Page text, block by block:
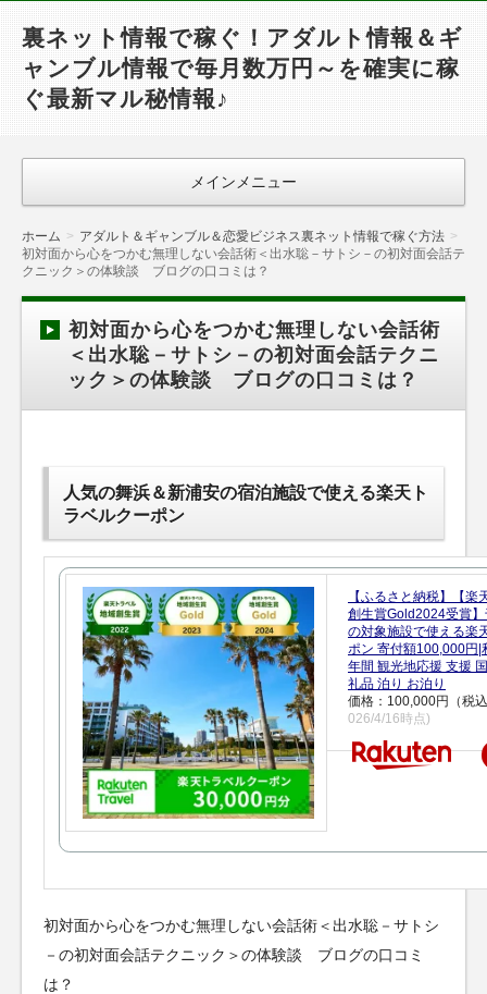
裏ネット情報で稼ぐ！アダルト情報＆ギ
ャンブル情報で毎月数万円～を確実に稼
ぐ最新マル秘情報♪
メインメニュー
ホーム
アダルト＆ギャンブル＆恋愛ビジネス裏ネット情報で稼ぐ方法
初対面から心をつかむ無理しない会話術＜出水聡－サトシ－の初対面会話テ
クニック＞の体験談 ブログの口コミは？
初対面から心をつかむ無理しない会話術
＜出水聡－サトシ－の初対面会話テクニ
ック＞の体験談 ブログの口コミは？
人気の舞浜＆新浦安の宿泊施設で使える楽天ト
ラベルクーポン
【ふるさと納税】【楽
創生賞Gold2024受賞
の対象施設で使える楽
ポン 寄付額100,000円|
年間 観光地応援 支援
礼品 泊り お泊り
価格：100,000円（税
026/4/16時点)
初対面から心をつかむ無理しない会話術＜出水聡－サトシ
－の初対面会話テクニック＞の体験談 ブログの口コミ
は？